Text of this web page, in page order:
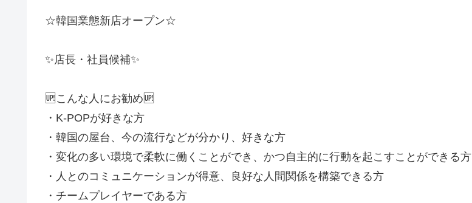
☆韓国業態新店オープン☆
✨店長・社員候補✨
🆙こんな人にお勧め🆙
・K-POPが好きな方
・韓国の屋台、今の流行などが分かり、好きな方
・変化の多い環境で柔軟に働くことができ、かつ自主的に行動を起こすことができる方
・人とのコミュニケーションが得意、良好な人間関係を構築できる方
・チームプレイヤーである方